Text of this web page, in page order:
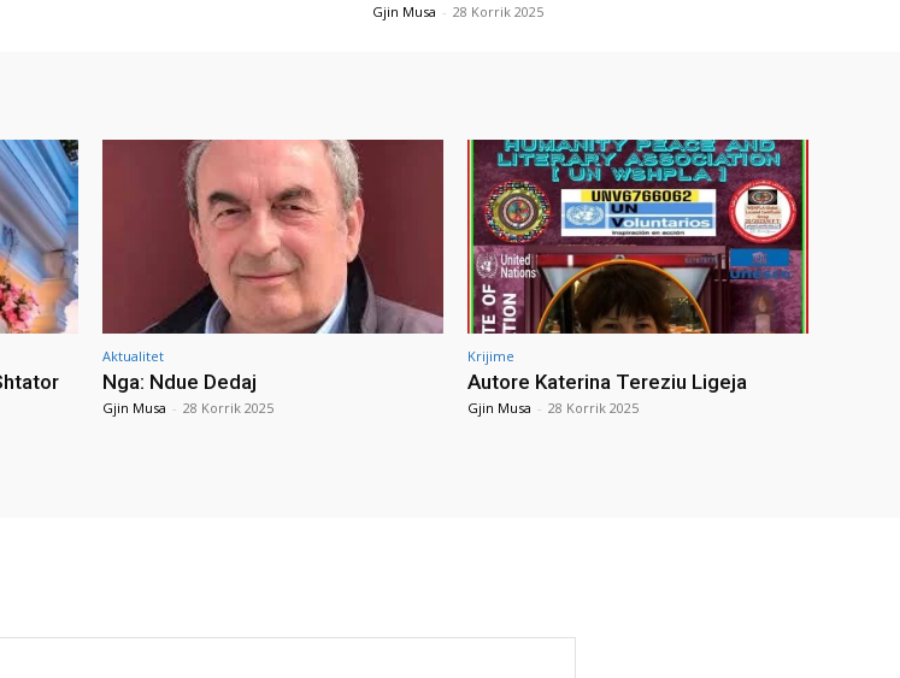
Gjin Musa - 28 Korrik 2025
Aktualitet
Nga: Ndue Dedaj
Gjin Musa - 28 Korrik 2025
Krijime
Autore Katerina Tereziu Ligeja
Gjin Musa - 28 Korrik 2025